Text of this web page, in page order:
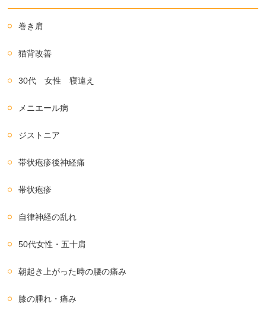
巻き肩
猫背改善
30代 女性 寝違え
メニエール病
ジストニア
帯状疱疹後神経痛
帯状疱疹
自律神経の乱れ
50代女性・五十肩
朝起き上がった時の腰の痛み
膝の腫れ・痛み